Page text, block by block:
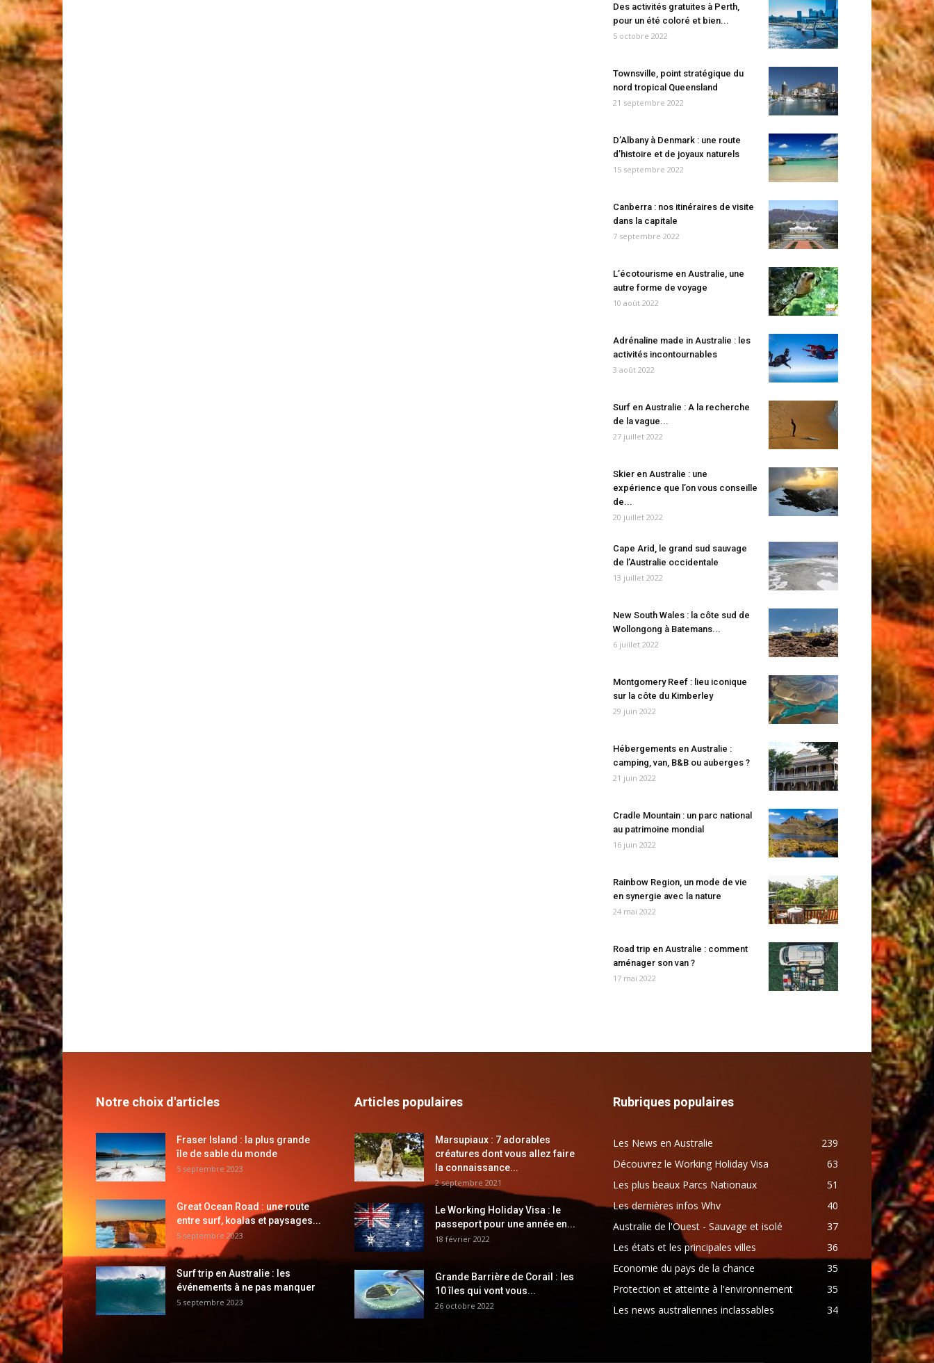
Des activités gratuites à Perth,
pour un été coloré et bien...
5 octobre 2022
Townsville, point stratégique du
nord tropical Queensland
21 septembre 2022
D’Albany à Denmark : une route
d’histoire et de joyaux naturels
15 septembre 2022
Canberra : nos itinéraires de visite
dans la capitale
7 septembre 2022
L’écotourisme en Australie, une
autre forme de voyage
10 août 2022
Adrénaline made in Australie : les
activités incontournables
3 août 2022
Surf en Australie : A la recherche
de la vague...
27 juillet 2022
Skier en Australie : une
expérience que l’on vous conseille
de...
20 juillet 2022
Cape Arid, le grand sud sauvage
de l’Australie occidentale
13 juillet 2022
New South Wales : la côte sud de
Wollongong à Batemans...
6 juillet 2022
Montgomery Reef : lieu iconique
sur la côte du Kimberley
29 juin 2022
Hébergements en Australie :
camping, van, B&B ou auberges ?
21 juin 2022
Cradle Mountain : un parc national
au patrimoine mondial
16 juin 2022
Rainbow Region, un mode de vie
en synergie avec la nature
24 mai 2022
Road trip en Australie : comment
aménager son van ?
17 mai 2022
Notre choix d'articles
Fraser Island : la plus grande
île de sable du monde
5 septembre 2023
Great Ocean Road : une route
entre surf, koalas et paysages...
5 septembre 2023
Surf trip en Australie : les
événements à ne pas manquer
5 septembre 2023
Articles populaires
Marsupiaux : 7 adorables
créatures dont vous allez faire
la connaissance...
2 septembre 2021
Le Working Holiday Visa : le
passeport pour une année en...
18 février 2022
Grande Barrière de Corail : les
10 îles qui vont vous...
26 octobre 2022
Rubriques populaires
Les News en Australie
239
Découvrez le Working Holiday Visa
63
Les plus beaux Parcs Nationaux
51
Les dernières infos Whv
40
Australie de l'Ouest - Sauvage et isolé
37
Les états et les principales villes
36
Economie du pays de la chance
35
Protection et atteinte à l'environnement
35
Les news australiennes inclassables
34